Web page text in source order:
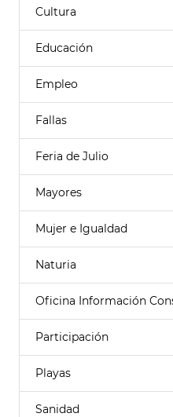
Cultura
Educación
Empleo
Fallas
Feria de Julio
Mayores
Mujer e Igualdad
Naturia
Oficina Información
Participación
Playas
Sanidad